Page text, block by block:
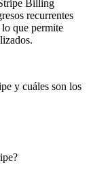
Billing
recurrentes
que permite
y cuáles son los